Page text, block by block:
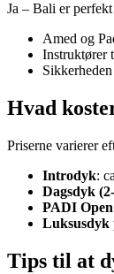
Ja – Bali er
Amed og
Instruktører
Hvad
Priserne varierer
Introdyk:
Dagsdyk
PADI
Luksusdyk
Tips til at